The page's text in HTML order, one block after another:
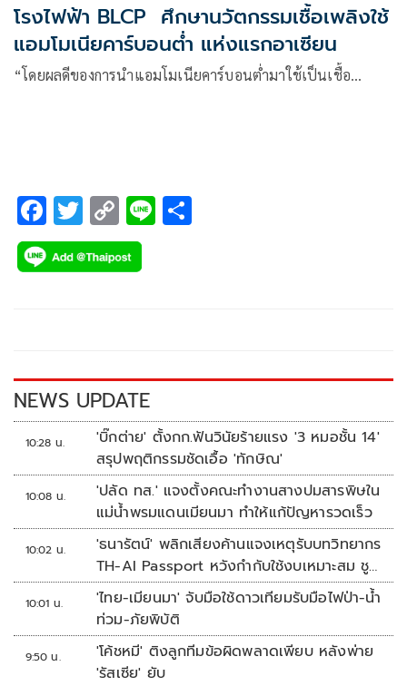
โรงไฟฟ้า BLCP ศึกษานวัตกรรมเชื้อเพลิงใช้
แอมโมเนียคาร์บอนต่ำ แห่งแรกอาเซียน
“โดยผลดีของการนำแอมโมเนียคาร์บอนต่ำมาใช้เป็นเชื้อ…
F
ac
e
k
T
wi
tt
C
o
p
k
Li
NEWS UPDATE
10:28 น.
'บิ๊กต่าย' ตั้งกก.ฟันวินัยร้ายแรง '3 หมอชั้น 14'
สรุปพฤติกรรมชัดเอื้อ 'ทักษิณ'
10:08 น.
'ปลัด ทส.' แจงตั้งคณะทำงานสางปมสารพิษใน
แม่น้ำพรมแดนเมียนมา ทำให้แก้ปัญหารวดเร็ว
10:02 น.
'ธนารัตน์' พลิกเสียงค้านแจงเหตุรับบทวิทยากร
TH-AI Passport หวังกำกับใช้งบเหมาะสม ชู
จุดเด่นคนไทยได้ใช้ AI ระดับโปร ลดเหลื่อมล้ำ
ทางเทคโนโลยี เซฟงบไปกว่า900ล้าน เชื่อหาก
ใช้เต็มที่เอกชนขาดทุนย่อยยับ
10:01 น.
'ไทย-เมียนมา' จับมือใช้ดาวเทียมรับมือไฟป่า-น้ำ
ท่วม-ภัยพิบัติ
9:50 น.
'โค้ชหมี' ติงลูกทีมข้อผิดพลาดเพียบ หลังพ่าย
'รัสเซีย' ยับ